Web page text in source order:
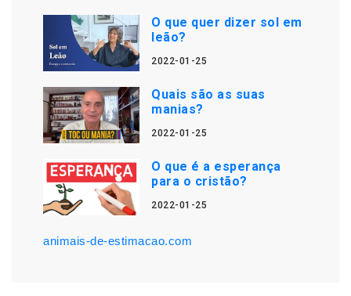
O que quer dizer sol em
leão?
2022-01-25
Quais são as suas
manias?
2022-01-25
O que é a esperança
para o cristão?
2022-01-25
animais-de-estimacao.com